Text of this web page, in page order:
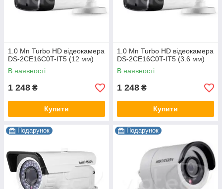
1.0 Мп Turbo HD відеокамера
DS-2CE16C0T-IT5 (12 мм)
В наявності
1 248 ₴
Купити
1.0 Мп Turbo HD відеокамера
DS-2CE16C0T-IT5 (3.6 мм)
В наявності
1 248 ₴
Купити
Подарунок Подарунок